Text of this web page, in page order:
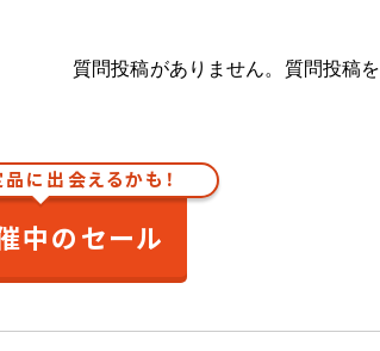
質問投稿がありません。質問投稿
に出会えるかも！
中のセール